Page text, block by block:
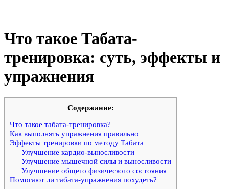
Что такое Табата-
тренировка: суть, эффекты и
упражнения
Cодержание:
Что такое табата-тренировка?
Как выполнять упражнения правильно
Эффекты тренировки по методу Табата
Улучшение кардио-выносливости
Улучшение мышечной силы и выносливости
Улучшение общего физического состояния
Помогают ли табата-упражнения похудеть?